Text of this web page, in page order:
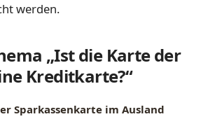
werden.
„Ist die Karte der
Kreditkarte?“
Sparkassenkarte im Ausland